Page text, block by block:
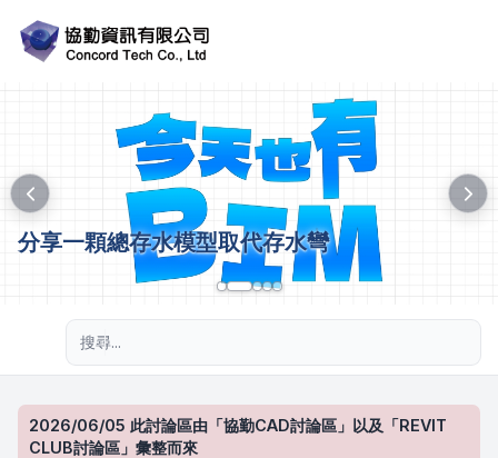
分享一顆總存水模型取代存水彎
2026/06/05 此討論區由「協勤CAD討論區」以及「REVIT
CLUB討論區」彙整而來